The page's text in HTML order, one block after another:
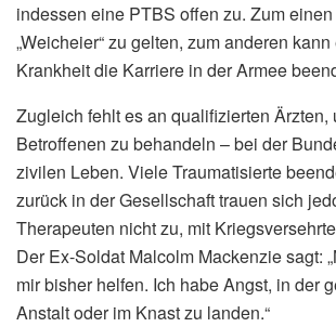
indessen eine PTBS offen zu. Zum
„Weicheier“ zu gelten, zum anderen
Krankheit die Karriere in der Armee
Zugleich fehlt es an qualifizierten Ärzten,
Betroffenen zu behandeln – bei der
zivilen Leben. Viele Traumatisierte
zurück in der Gesellschaft trauen sich
Therapeuten nicht zu, mit
Der Ex-Soldat Malcolm Mackenzie sagt:
mir bisher helfen. Ich habe Angst, in der
Anstalt oder im Knast zu landen.“